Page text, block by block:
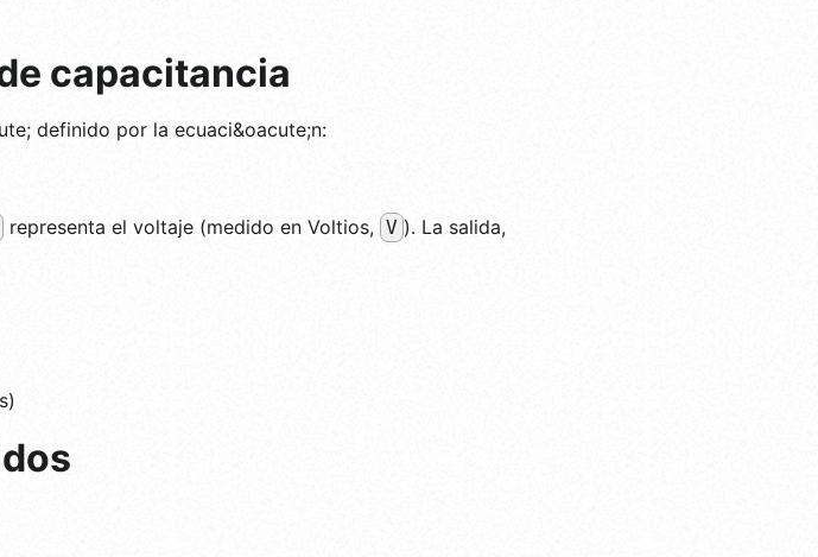
capacitancia
definido por la ecuaci&oacute;n:
representa el voltaje (medido en Voltios, V ). La salida,